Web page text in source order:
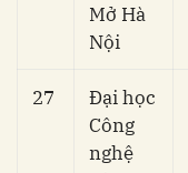
Mở Hà
Nội
27
Đại học
Công
nghệ